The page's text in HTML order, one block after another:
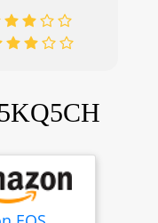
Poids:
Couleur du
Noir